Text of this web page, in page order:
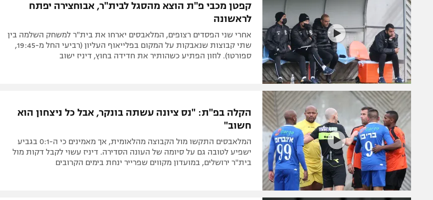
קפטן מכבי פ"ת הוצא מהסגל לבית"ר, אבוחצירה יפתח
לראשונה
אחרי שני הפסדים רצופים, המלאבסים יארחו את בית"ר למשחק השלמה בין
שתי קבוצות שנאבקות על המקום בפלייאוף העליון (רביעי החל מ-19:45,
ספורט1). לוזון הפתיע כשהותיר את חדידה בחוץ, דיניז ישוב
הקלה בפ"ת: "נס ציונה עשתה בונקר, אבל כל ניצחון הוא
חשוב"
המלאבסים התקשו מול הקבוצה מהלאומית, אך מאמינים כי ה-0:1 בגביע
ישפיע לטובה גם על סיומה של העונה הסדירה. דיניז עשוי לקבל דקות מול
בית"ר ירושלים, במועדון מקווים שפרייר ינחת בימים הקרובים